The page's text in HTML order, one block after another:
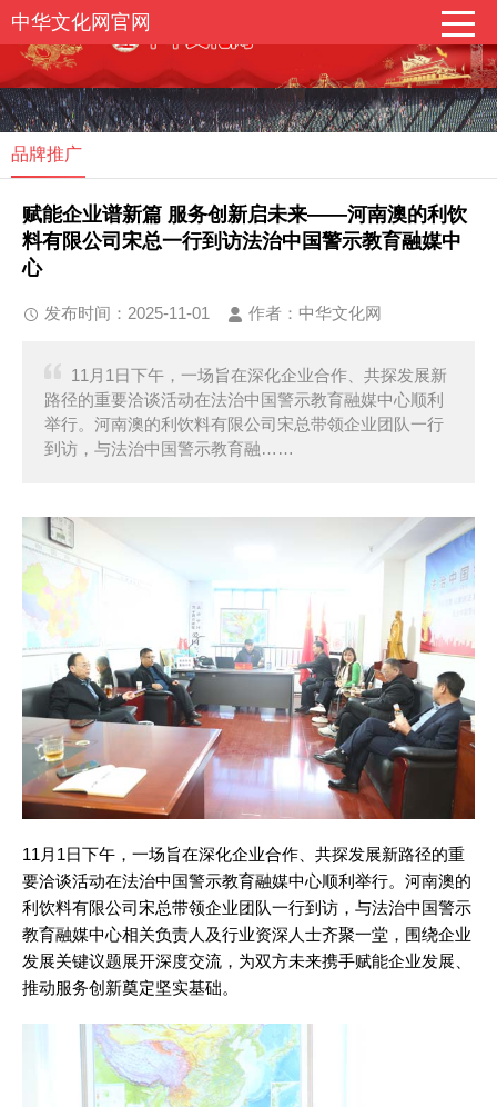
中华文化网官网
品牌推广
赋能企业谱新篇 服务创新启未来——河南澳的利饮
料有限公司宋总一行到访法治中国警示教育融媒中
心
发布时间：2025-11-01 作者：中华文化网
11月1日下午，一场旨在深化企业合作、共探发展新
路径的重要洽谈活动在法治中国警示教育融媒中心顺利
举行。河南澳的利饮料有限公司宋总带领企业团队一行
到访，与法治中国警示教育融……
11月1日下午，一场旨在深化企业合作、共探发展新路径的重
要洽谈活动在法治中国警示教育融媒中心顺利举行。河南澳的
利饮料有限公司宋总带领企业团队一行到访，与法治中国警示
教育融媒中心相关负责人及行业资深人士齐聚一堂，围绕企业
发展关键议题展开深度交流，为双方未来携手赋能企业发展、
推动服务创新奠定坚实基础。